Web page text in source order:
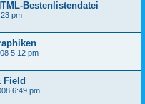
Bestenlistendatei
pm
5:12 pm
Field
6:49 pm